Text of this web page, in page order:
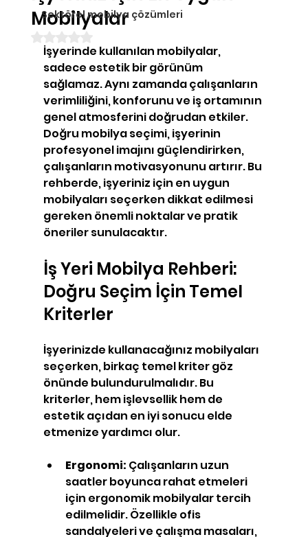
Sektörel mobilya çözümleri
Mobilyalar
İşyerinde kullanılan mobilyalar,
sadece estetik bir görünüm
sağlamaz. Aynı zamanda çalışanların
verimliliğini, konforunu ve iş ortamının
genel atmosferini doğrudan etkiler.
Doğru mobilya seçimi, işyerinin
profesyonel imajını güçlendirirken,
çalışanların motivasyonunu artırır. Bu
rehberde, işyeriniz için en uygun
mobilyaları seçerken dikkat edilmesi
gereken önemli noktalar ve pratik
öneriler sunulacaktır.
İş Yeri Mobilya Rehberi:
Doğru Seçim İçin Temel
Kriterler
İşyerinizde kullanacağınız mobilyaları
seçerken, birkaç temel kriter göz
önünde bulundurulmalıdır. Bu
kriterler, hem işlevsellik hem de
estetik açıdan en iyi sonucu elde
etmenize yardımcı olur.
Ergonomi: Çalışanların uzun
saatler boyunca rahat etmeleri
için ergonomik mobilyalar tercih
edilmelidir. Özellikle ofis
sandalyeleri ve çalışma masaları,